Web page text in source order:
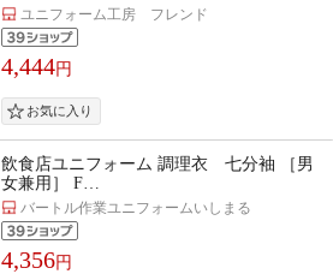
ユニフォーム工房 フレンド
4,444円
飲食店ユニフォーム 調理衣 七分袖 ［男
女兼用］ F…
バートル作業ユニフォームいしまる
4,356円